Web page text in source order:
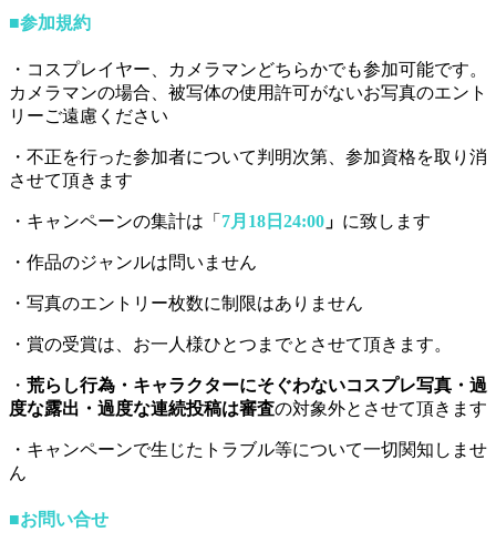
■参加規約
・コスプレイヤー、カメラマンどちらかでも参加可能です。
カメラマンの場合、被写体の使用許可がないお写真のエント
リーご遠慮ください
・不正を行った参加者について判明次第、参加資格を取り消
させて頂きます
・キャンペーンの集計は「 7月18日24:00 」 に致します
・作品のジャンルは問いません
・写真のエントリー枚数に制限はありません
・賞の受賞は、お一人様ひとつまでとさせて頂きます。
・ 荒らし行為・キャラクターにそぐわないコスプレ写真・過
度な露出・過度な連続投稿は審査の対象外とさせて頂きます
・キャンペーンで生じたトラブル等について一切関知しませ
ん
■お問い合せ